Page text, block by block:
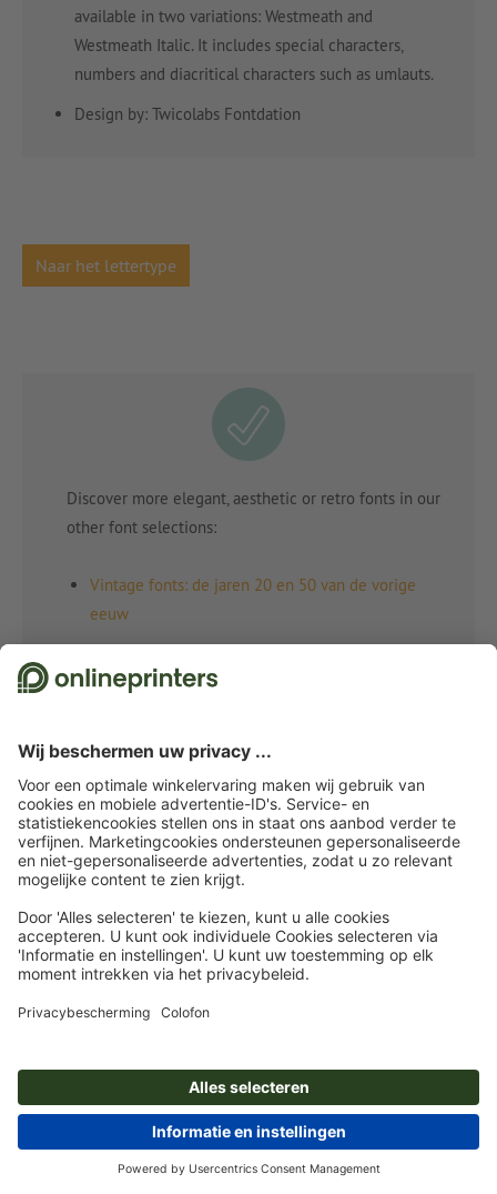
available in two variations: Westmeath and
Westmeath Italic. It includes special characters,
numbers and diacritical characters such as umlauts.
Design by: Twicolabs Fontdation
Naar het lettertype
Discover more elegant, aesthetic or retro fonts in our
other font selections:
Vintage fonts: de jaren 20 en 50 van de vorige
eeuw
GERELATEERDE ARTIKELEN MEER VAN DEZE AUTEUR
Kalligrafie font als swingende download
fonts
Lettertypes met schreven: nuttige
achtergrondkennis en gratis fonts